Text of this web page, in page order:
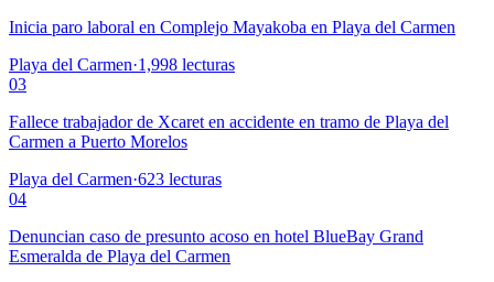
Inicia paro laboral en Complejo Mayakoba en Playa del Carmen
Playa del Carmen·1,998 lecturas
03
Fallece trabajador de Xcaret en accidente en tramo de Playa del
Carmen a Puerto Morelos
Playa del Carmen·623 lecturas
04
Denuncian caso de presunto acoso en hotel BlueBay Grand
Esmeralda de Playa del Carmen